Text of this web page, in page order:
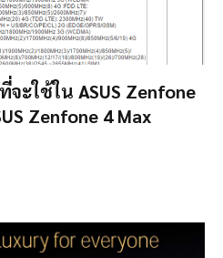
ะใช้ใน ASUS Zenfone
Zenfone 4 Max